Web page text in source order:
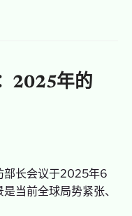
2025年的
部长会议于2025年6
当前全球局势紧张、